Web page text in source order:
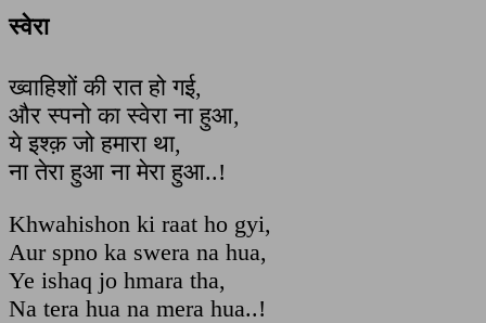
स्वेरा
ख्वाहिशों की रात हो गई,
और स्पनो का स्वेरा ना हुआ,
ये इश्क़ जो हमारा था,
ना तेरा हुआ ना मेरा हुआ..!
Khwahishon ki raat ho gyi,
Aur spno ka swera na hua,
Ye ishaq jo hmara tha,
Na tera hua na mera hua..!